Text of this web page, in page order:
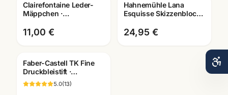
Clairefontaine Leder-
Mäppchen ·
Farben + Größen ·
Mannheim
11,00 €
Hahnemühle Lana
Esquisse Skizzenblock
Künstlerbedarf
Mannheim
24,95 €
Faber-Castell TK Fine
Druckbleistift ·
0,35/0,5/0,7/1,0mm · mit
passenden Minen
5.0(13)